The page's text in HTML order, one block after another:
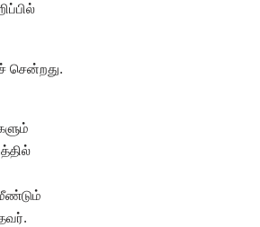
சென்றது.